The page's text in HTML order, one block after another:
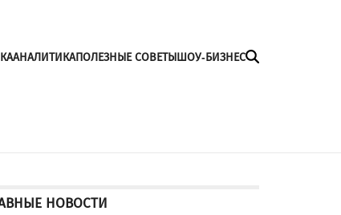
АНАЛИТИКАПОЛЕЗНЫЕ СОВЕТЫШОУ-БИЗНЕС
НОВОСТИ